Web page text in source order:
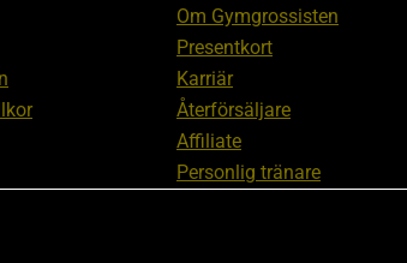
Om Gymgrossisten
Presentkort
Karriär
Återförsäljare
Affiliate
Personlig tränare